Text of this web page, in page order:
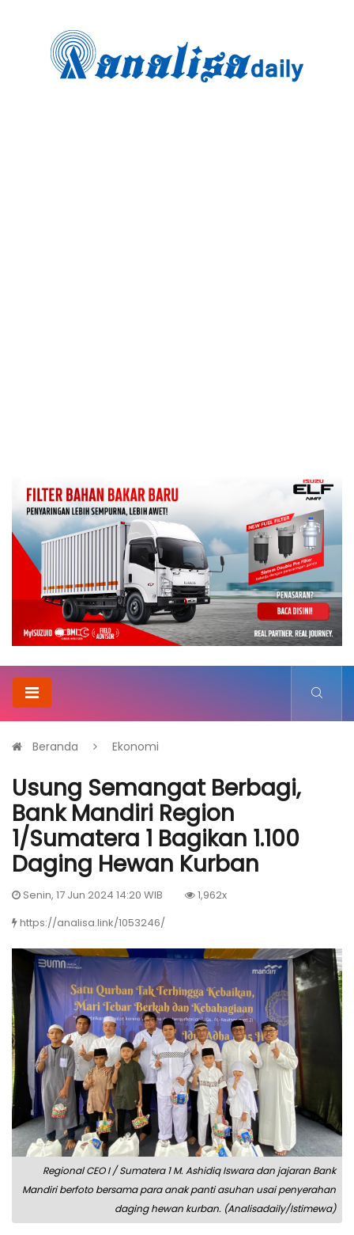
Beranda Ekonomi
Usung Semangat Berbagi,
Bank Mandiri Region
1/Sumatera 1 Bagikan 1.100
Daging Hewan Kurban
Senin, 17 Jun 2024 14:20 WIB
1,962x
https://analisa.link/1053246/
Regional CEO I / Sumatera 1 M. Ashidiq Iswara dan jajaran Bank
Mandiri berfoto bersama para anak panti asuhan usai penyerahan
daging hewan kurban. (Analisadaily/Istimewa)